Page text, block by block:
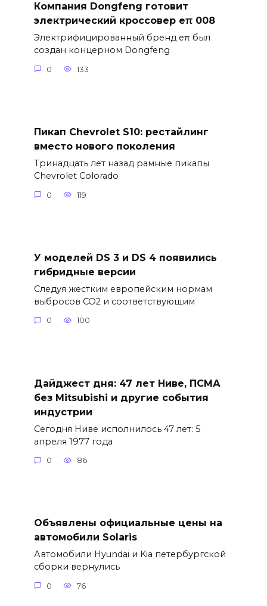
Компания Dongfeng готовит
электрический кроссовер eπ 008
Электрифицированный бренд eπ был
создан концерном Dongfeng
0 133
Пикап Chevrolet S10: рестайлинг
вместо нового поколения
Тринадцать лет назад рамные пикапы
Chevrolet Colorado
0 119
У моделей DS 3 и DS 4 появились
гибридные версии
Следуя жестким европейским нормам
выбросов CO2 и соответствующим
0 100
Дайджест дня: 47 лет Ниве, ПСМА
без Mitsubishi и другие события
индустрии
Сегодня Ниве исполнилось 47 лет: 5
апреля 1977 года
0 86
Объявлены официальные цены на
автомобили Solaris
Автомобили Hyundai и Kia петербургской
сборки вернулись
0 76